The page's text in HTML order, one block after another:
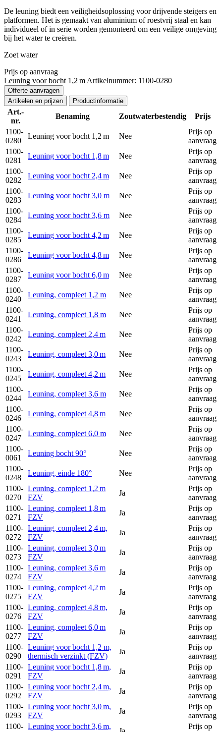
De leuning biedt een veiligheidsoplossing voor drijvende steigers en
platformen. Het is gemaakt van aluminium of roestvrij staal en kan
individueel of in serie worden gemonteerd om een veilige omgeving
bij het water te creëren.
Zoet water
Prijs op aanvraag
Leuning voor bocht 1,2 m Artikelnummer: 1100-0280
Offerte aanvragen
Artikelen en prijzen
Productinformatie
Art.-
nr.
Benaming Zoutwaterbestendig
Prijs
1100-
0280
Leuning voor bocht 1,2 m Nee
Prijs op
aanvraag
1100-
0281
Leuning voor bocht 1,8 m Nee
Prijs op
aanvraag
1100-
0282
Leuning voor bocht 2,4 m Nee
Prijs op
aanvraag
1100-
0283
Leuning voor bocht 3,0 m Nee
Prijs op
aanvraag
1100-
0284
Leuning voor bocht 3,6 m Nee
Prijs op
aanvraag
1100-
0285
Leuning voor bocht 4,2 m Nee
Prijs op
aanvraag
1100-
0286
Leuning voor bocht 4,8 m Nee
Prijs op
aanvraag
1100-
0287
Leuning voor bocht 6,0 m Nee
Prijs op
aanvraag
1100-
0240
Leuning, compleet 1,2 m Nee
Prijs op
aanvraag
1100-
0241
Leuning, compleet 1,8 m Nee
Prijs op
aanvraag
1100-
0242
Leuning, compleet 2,4 m Nee
Prijs op
aanvraag
1100-
0243
Leuning, compleet 3,0 m Nee
Prijs op
aanvraag
1100-
0245
Leuning, compleet 4,2 m Nee
Prijs op
aanvraag
1100-
0244
Leuning, compleet 3,6 m Nee
Prijs op
aanvraag
1100-
0246
Leuning, compleet 4,8 m Nee
Prijs op
aanvraag
1100-
0247
Leuning, compleet 6,0 m Nee
Prijs op
aanvraag
1100-
0061
Leuning bocht 90° Nee
Prijs op
aanvraag
1100-
0248
Leuning, einde 180° Nee
Prijs op
aanvraag
1100-
0270
Leuning, compleet 1,2 m
FZV
Ja
Prijs op
aanvraag
1100-
0271
Leuning, compleet 1,8 m
FZV
Ja
Prijs op
aanvraag
1100-
0272
Leuning, compleet 2,4 m,
FZV
Ja
Prijs op
aanvraag
1100-
0273
Leuning, compleet 3,0 m
FZV
Ja
Prijs op
aanvraag
1100-
0274
Leuning, compleet 3,6 m
FZV
Ja
Prijs op
aanvraag
1100-
0275
Leuning, compleet 4,2 m
FZV
Ja
Prijs op
aanvraag
1100-
0276
Leuning, compleet 4,8 m,
FZV
Ja
Prijs op
aanvraag
1100-
0277
Leuning, compleet 6,0 m
FZV
Ja
Prijs op
aanvraag
1100-
0290
Leuning voor bocht 1,2 m,
thermisch verzinkt (FZV)
Ja
Prijs op
aanvraag
1100-
0291
Leuning voor bocht 1,8 m,
FZV
Ja
Prijs op
aanvraag
1100-
0292
Leuning voor bocht 2,4 m,
FZV
Ja
Prijs op
aanvraag
1100-
0293
Leuning voor bocht 3,0 m,
FZV
Ja
Prijs op
aanvraag
1100- Leuning voor bocht 3,6 m,
Prijs op